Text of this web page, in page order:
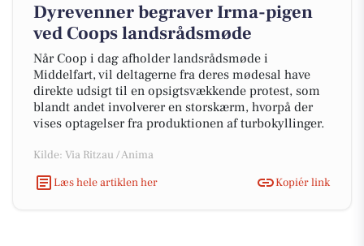
Dyrevenner begraver Irma-pigen
ved Coops landsrådsmøde
Når Coop i dag afholder landsrådsmøde i
Middelfart, vil deltagerne fra deres mødesal have
direkte udsigt til en opsigtsvækkende protest, som
blandt andet involverer en storskærm, hvorpå der
vises optagelser fra produktionen af turbokyllinger.
Kilde: Via Ritzau / Anima
Læs hele artiklen her
Kopiér link